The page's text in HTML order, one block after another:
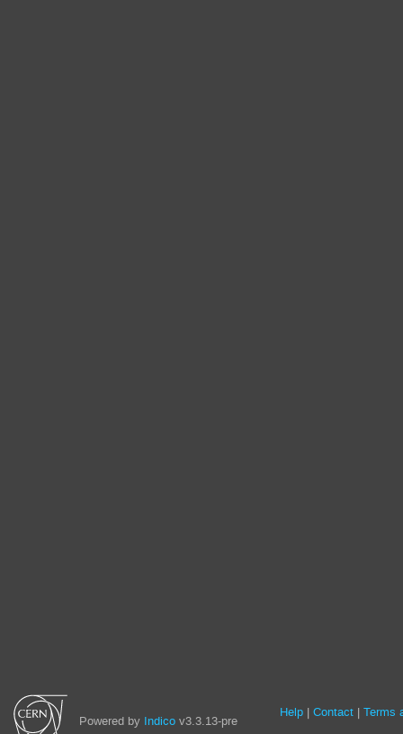
Powered by Indico v3.3.13-pre Site
Help Contact Terms